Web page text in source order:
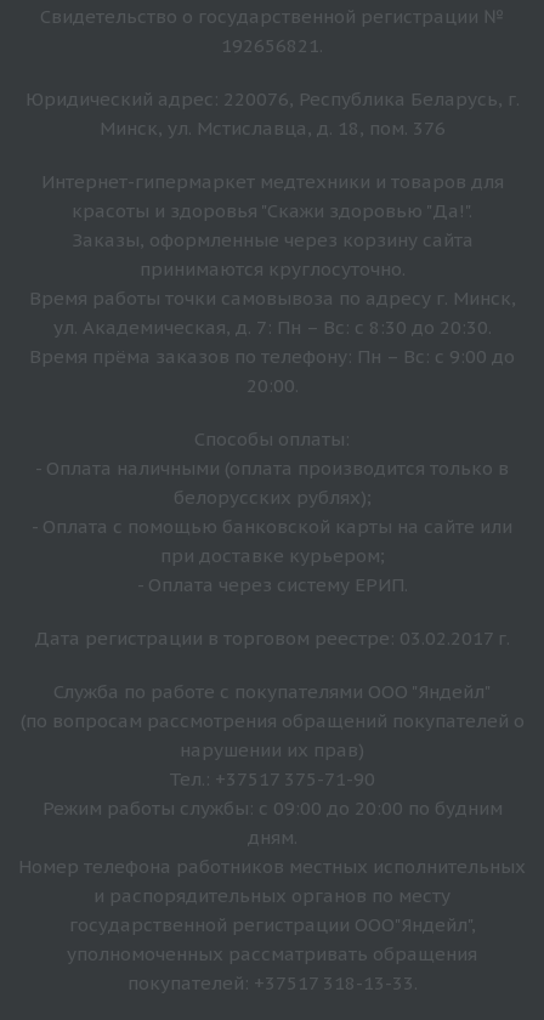
Свидетельство о государственной регистрации №
192656821.
Юридический адрес: 220076, Республика Беларусь, г.
Минск, ул. Мстиславца, д. 18, пом. 376
Интернет-гипермаркет медтехники и товаров для
красоты и здоровья "Скажи здоровью "Да!".
Заказы, оформленные через корзину сайта
принимаются круглосуточно.
Время работы точки самовывоза по адресу г. Минск,
ул. Академическая, д. 7: Пн – Вс: с 8:30 до 20:30.
Время прёма заказов по телефону: Пн – Вс: с 9:00 до
20:00.
Способы оплаты:
- Оплата наличными (оплата производится только в
белорусских рублях);
- Оплата с помощью банковской карты на сайте или
при доставке курьером;
- Оплата через систему ЕРИП.
Дата регистрации в торговом реестре: 03.02.2017 г.
Служба по работе с покупателями ООО "Яндейл"
(по вопросам рассмотрения обращений покупателей о
нарушении их прав)
Тел.: +37517 375-71-90
Режим работы службы: с 09:00 до 20:00 по будним
дням.
Номер телефона работников местных исполнительных
и распорядительных органов по месту
государственной регистрации ООО"Яндейл",
уполномоченных рассматривать обращения
покупателей: +37517 318-13-33.